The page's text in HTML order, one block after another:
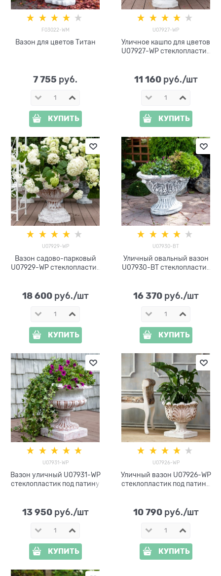
F03022-WM
Вазон для цветов Титан
7 755 руб.
КУПИТЬ
U07927-WP
Уличное кашпо для цветов
U07927-WP стеклопластик
11 160 руб./шт
КУПИТЬ
U07929-WP
Вазон садово-парковый
U07929-WP стеклопластик
18 600 руб./шт
КУПИТЬ
U07930-BT
Уличный овальный вазон
U07930-BT стеклопластик
16 370 руб./шт
КУПИТЬ
U07931-WP
Вазон уличный U07931-WP
стеклопластик под патину
13 950 руб./шт
КУПИТЬ
U07926-WP
Уличный вазон U07926-WP
стеклопластик под патину
10 790 руб./шт
КУПИТЬ